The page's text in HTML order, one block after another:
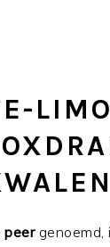
peergenoemd,